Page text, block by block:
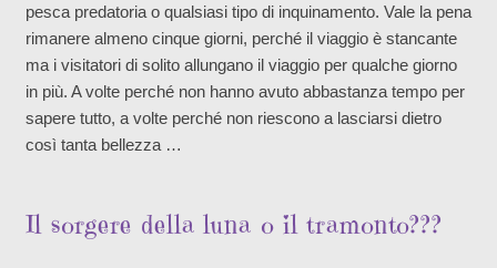
pesca predatoria o qualsiasi tipo di inquinamento. Vale la pena
rimanere almeno cinque giorni, perché il viaggio è stancante
ma i visitatori di solito allungano il viaggio per qualche giorno
in più. A volte perché non hanno avuto abbastanza tempo per
sapere tutto, a volte perché non riescono a lasciarsi dietro
così tanta bellezza …
Il sorgere della luna o il tramonto???